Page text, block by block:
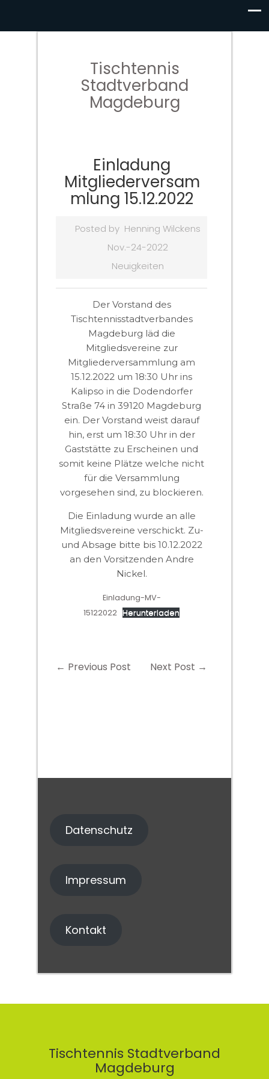
Tischtennis
Stadtverband
Magdeburg
Einladung
Mitgliederversam
mlung 15.12.2022
Posted by Henning Wilckens
Nov.-24-2022
Neuigkeiten
Der Vorstand des
Tischtennisstadtverbandes
Magdeburg läd die
Mitgliedsvereine zur
Mitgliederversammlung am
15.12.2022 um 18:30 Uhr ins
Kalipso in die Dodendorfer
Straße 74 in 39120 Magdeburg
ein. Der Vorstand weist darauf
hin, erst um 18:30 Uhr in der
Gaststätte zu Erscheinen und
somit keine Plätze welche nicht
für die Versammlung
vorgesehen sind, zu blockieren.
Die Einladung wurde an alle
Mitgliedsvereine verschickt. Zu-
und Absage bitte bis 10.12.2022
an den Vorsitzenden Andre
Nickel.
Einladung-MV-
15122022 Herunterladen
← Previous Post Next Post →
Datenschutz
Impressum
Kontakt
Tischtennis Stadtverband
Magdeburg